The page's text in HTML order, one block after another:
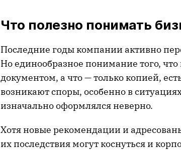
Что полезно понимать
Последние годы компании активно
Но единообразное понимание того,
документом, а что — только копией,
возникают споры, особенно в
изначально оформлялся неверно.
Хотя новые рекомендации и
их последствия могут коснуться и